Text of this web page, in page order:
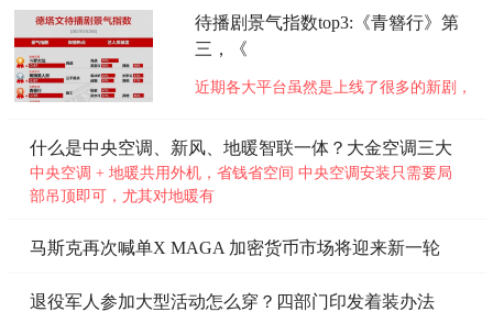
到了由湖南省科学技术厅、湖南省财政
厅、国家税务总局湖南省税务局联合颁发
科技已掌握技术创新能力与高
待播剧景气指数top3:《青簪行》第
三，《
近期各大平台虽然是上线了很多的新剧，
高。今天就给大家说说近期待播剧景气指
数榜前三的热门电视剧。 待播景气指数
top1:肖战吴宣仪《斗罗大陆》 由肖战与
什么是中央空调、新风、地暖智联一体？大金空调三大
优
中央空调 + 地暖共用外机，省钱省空间 中央空调安装只需要局
部吊顶即可，尤其对地暖有
马斯克再次喊单X MAGA 加密货币市场将迎来新一轮
退役军人参加大型活动怎么穿？四部门印发着装办法